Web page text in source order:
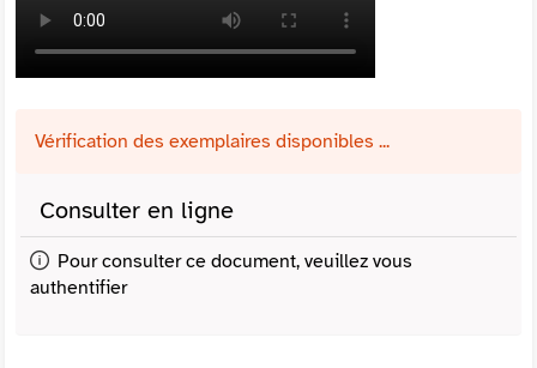
Vérification des exemplaires disponibles ...
Consulter en ligne
Pour consulter ce document, veuillez vous
authentifier